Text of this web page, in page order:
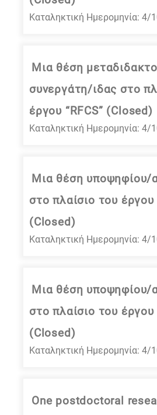
Καταληκτική Ημερομηνία: 4/
Μια θέση
συνεργάτη/ιδας στο
έργου “RFCS” (Closed)
Καταληκτική Ημερομηνία: 4/
Μια θέση υποψηφίου/
στο πλαίσιο του έργου
(Closed)
Καταληκτική Ημερομηνία: 4/
Μια θέση υποψηφίου/
στο πλαίσιο του έργου
(Closed)
Καταληκτική Ημερομηνία: 4/
One postdoctoral